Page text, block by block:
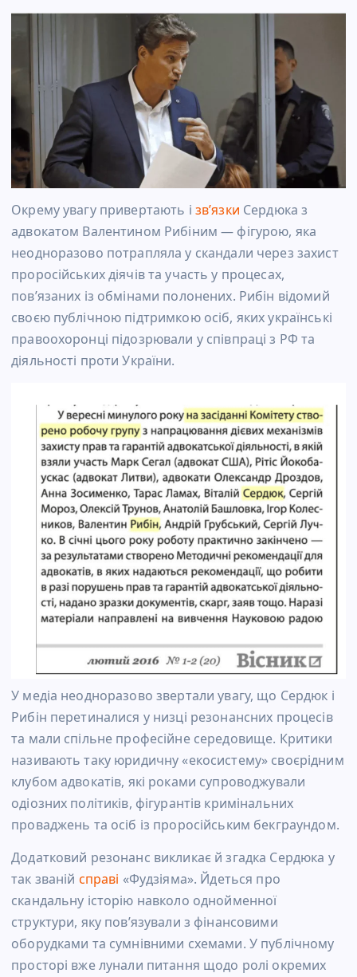
Окрему увагу привертають і зв’язки Сердюка з
адвокатом Валентином Рибіним — фігурою, яка
неодноразово потрапляла у скандали через захист
проросійських діячів та участь у процесах,
пов’язаних із обмінами полонених. Рибін відомий
своєю публічною підтримкою осіб, яких українські
правоохоронці підозрювали у співпраці з РФ та
діяльності проти України.
У медіа неодноразово звертали увагу, що Сердюк і
Рибін перетиналися у низці резонансних процесів
та мали спільне професійне середовище. Критики
називають таку юридичну «екосистему» своєрідним
клубом адвокатів, які роками супроводжували
одіозних політиків, фігурантів кримінальних
проваджень та осіб із проросійським бекграундом.
Додатковий резонанс викликає й згадка Сердюка у
так званій справі «Фудзіяма». Йдеться про
скандальну історію навколо однойменної
структури, яку пов’язували з фінансовими
оборудками та сумнівними схемами. У публічному
просторі вже лунали питання щодо ролі окремих